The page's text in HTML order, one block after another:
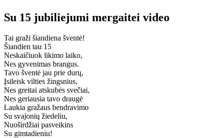
Su 15 jubiliejumi mergaitei video
Tai graži šiandiena šventė!
Šiandien tau 15
Neskaičiuok likimo laiko,
Nes gyvenimas brangus.
Tavo šventė jau prie durų,
Įsileisk vilties žingsnius,
Nes greitai atskubės svečiai,
Nes geriausia tavo draugė
Laukia gražaus bendravimo
Su svajonių žiedeliu,
Nuoširdžiai pasveikins
Su gimtadieniu!